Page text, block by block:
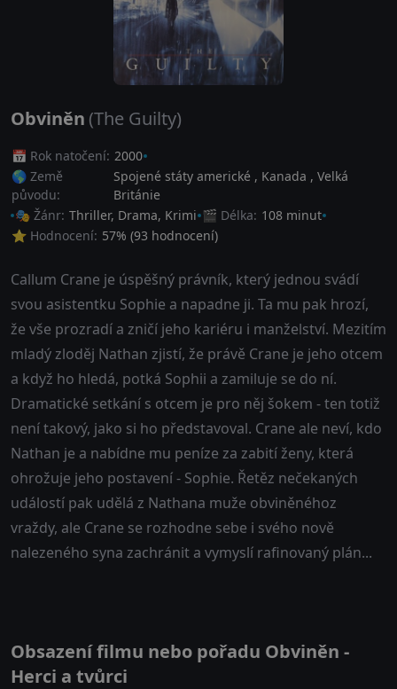
Obviněn (The Guilty)
📅 Rok natočení: 2000
🌎 Země
původu:
Spojené státy americké , Kanada , Velká
Británie
🎭 Žánr: Thriller, Drama, Krimi 🎬 Délka: 108 minut
⭐ Hodnocení: 57% (93 hodnocení)
Callum Crane je úspěšný právník, který jednou svádí
svou asistentku Sophie a napadne ji. Ta mu pak hrozí,
že vše prozradí a zničí jeho kariéru i manželství. Mezitím
mladý zloděj Nathan zjistí, že právě Crane je jeho otcem
a když ho hledá, potká Sophii a zamiluje se do ní.
Dramatické setkání s otcem je pro něj šokem - ten totiž
není takový, jako si ho představoval. Crane ale neví, kdo
Nathan je a nabídne mu peníze za zabití ženy, která
ohrožuje jeho postavení - Sophie. Řetěz nečekaných
událostí pak udělá z Nathana muže obviněnéhoz
vraždy, ale Crane se rozhodne sebe i svého nově
nalezeného syna zachránit a vymyslí rafinovaný plán...
Obsazení filmu nebo pořadu Obviněn -
Herci a tvůrci